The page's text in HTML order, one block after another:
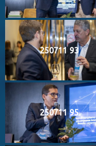
250711 93
250711 95